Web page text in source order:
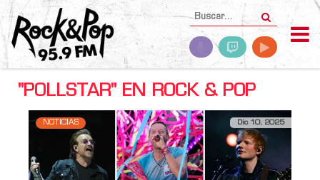
"POLLSTAR" EN ROCK & POP
NOTICIAS Dic 10, 2025